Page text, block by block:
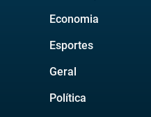
Economia
Esportes
Geral
Política